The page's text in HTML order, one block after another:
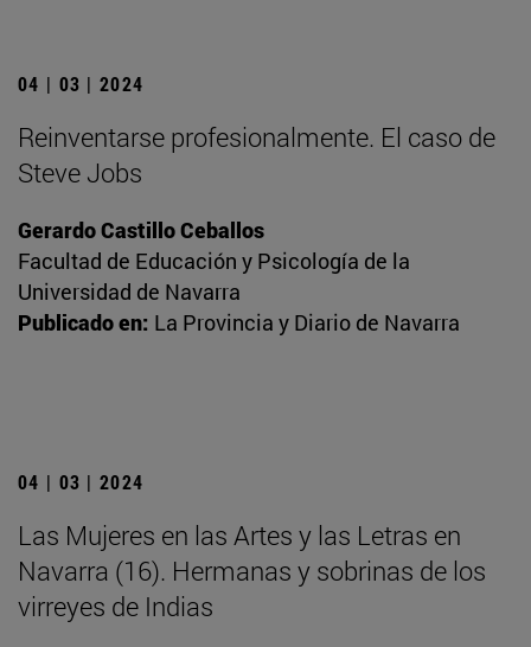
04 | 03 | 2024
Reinventarse profesionalmente. El caso de
Steve Jobs
Gerardo Castillo Ceballos
Facultad de Educación y Psicología de la
Universidad de Navarra
Publicado en: La Provincia y Diario de Navarra
04 | 03 | 2024
Las Mujeres en las Artes y las Letras en
Navarra (16). Hermanas y sobrinas de los
virreyes de Indias